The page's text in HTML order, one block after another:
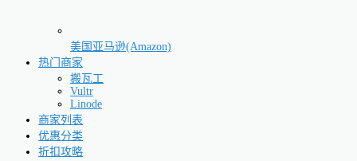
美国亚马逊(Amazon)
热门商家
搬瓦工
Vultr
Linode
商家列表
优惠分类
折扣攻略